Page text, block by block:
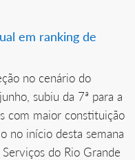
em ranking de
no cenário do
subiu da 7ª para a
com maior constituição
no início desta semana
do Rio Grande